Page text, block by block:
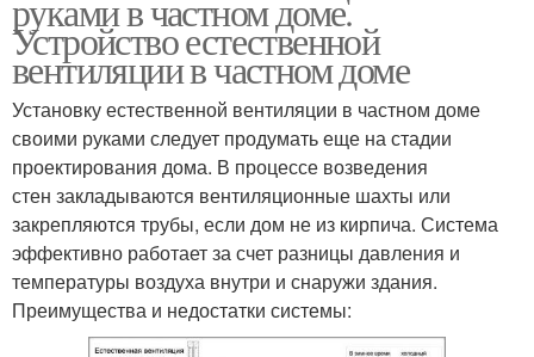
руками в частном доме.
Устройство естественной
вентиляции в частном доме
Установку естественной вентиляции в частном доме
своими руками следует продумать еще на стадии
проектирования дома. В процессе возведения
стен закладываются вентиляционные шахты или
закрепляются трубы, если дом не из кирпича. Система
эффективно работает за счет разницы давления и
температуры воздуха внутри и снаружи здания.
Преимущества и недостатки системы: